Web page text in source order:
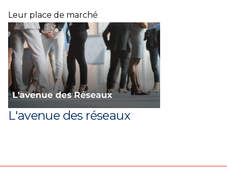
Leur place de marché
L'avenue des réseaux